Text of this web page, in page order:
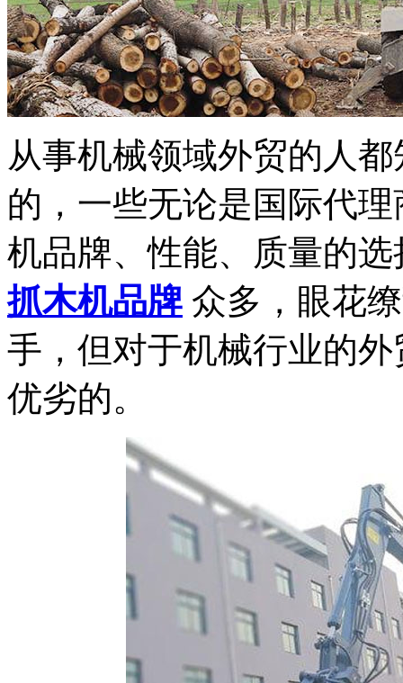
从事机械领域外贸的人
的，一些无论是国际代
机品牌、性能、质量的
抓木机品牌 众多，眼花
手，但对于机械行业的
优劣的。